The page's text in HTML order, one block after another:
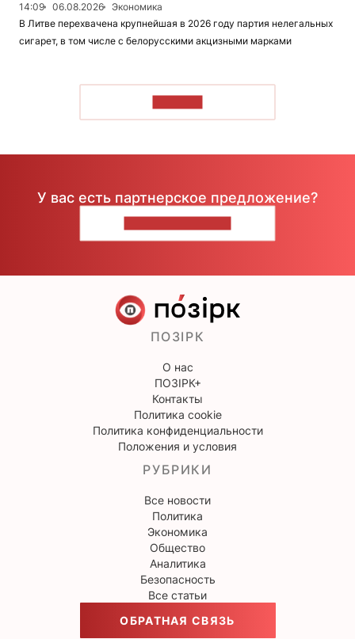
14:09
06.08.2026
Экономика
В Литве перехвачена крупнейшая в 2026 году партия нелегальных
сигарет, в том числе с белорусскими акцизными марками
У вас есть партнерское предложение?
ПОЗІРК
О нас
ПОЗІРК+
Контакты
Политика cookie
Политика конфиденциальности
Положения и условия
РУБРИКИ
Все новости
Политика
Экономика
Общество
Аналитика
Безопасность
Все статьи
ОБРАТНАЯ СВЯЗЬ